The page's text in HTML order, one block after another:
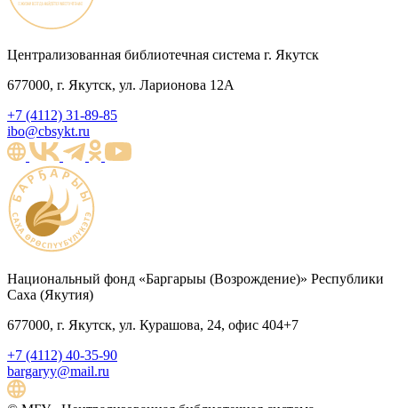
Централизованная библиотечная система г. Якутск
677000, г. Якутск, ул. Ларионова 12А
+7 (4112) 31-89-85
ibo@cbsykt.ru
Национальный фонд «Баргарыы (Возрождение)» Республики
Саха (Якутия)
677000, г. Якутск, ул. Курашова, 24, офис 404+7
+7 (4112) 40-35-90
bargaryy@mail.ru